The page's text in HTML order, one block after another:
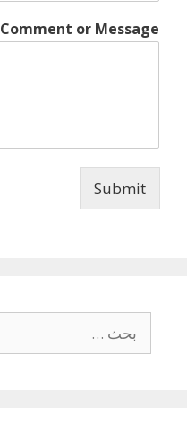
Comment or Message
Submit
عن: